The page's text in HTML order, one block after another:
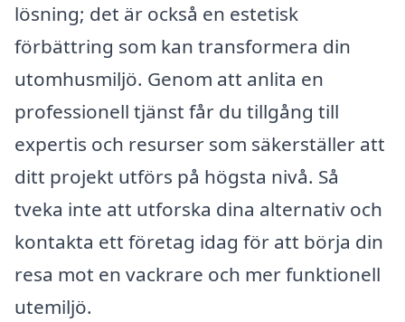
lösning; det är också en estetisk
förbättring som kan transformera din
utomhusmiljö. Genom att anlita en
professionell tjänst får du tillgång till
expertis och resurser som säkerställer att
ditt projekt utförs på högsta nivå. Så
tveka inte att utforska dina alternativ och
kontakta ett företag idag för att börja din
resa mot en vackrare och mer funktionell
utemiljö.